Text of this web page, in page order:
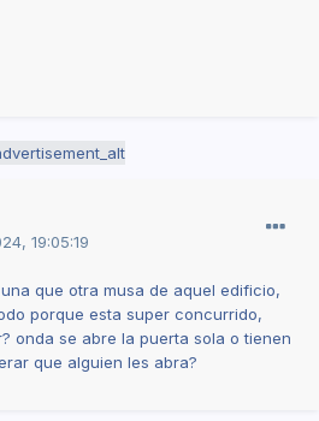
19:05:19
que otra musa de aquel edificio,
porque esta super concurrido,
onda se abre la puerta sola o tienen
que alguien les abra?